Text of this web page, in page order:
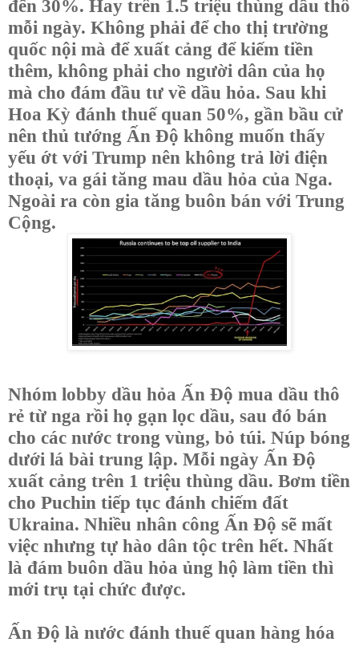
đến 30%. Hay trên 1.5 triệu thùng dầu thô
mỗi ngày. Không phải để cho thị trường
quốc nội mà để xuất cảng để kiếm tiền
thêm, không phải cho người dân của họ
mà cho đám đầu tư về dầu hỏa. Sau khi
Hoa Kỳ đánh thuế quan 50%, gần bầu cử
nên thủ tướng Ấn Độ không muốn thấy
yếu ớt với Trump nên không trả lời điện
thoại, va gái tăng mau dầu hỏa của Nga.
Ngoài ra còn gia tăng buôn bán với Trung
Cộng.
Nhóm lobby dầu hỏa Ấn Độ mua dầu thô
rẻ từ nga rồi họ gạn lọc dầu, sau đó bán
cho các nước trong vùng, bỏ túi. Núp bóng
dưới lá bài trung lập. Mỗi ngày Ấn Độ
xuất cảng trên 1 triệu thùng dầu. Bơm tiền
cho Puchin tiếp tục đánh chiếm đất
Ukraina. Nhiều nhân công Ấn Độ sẽ mất
việc nhưng tự hào dân tộc trên hết. Nhất
là đám buôn dầu hỏa ủng hộ làm tiền thì
mới trụ tại chức được.
Ấn Độ là nước đánh thuế quan hàng hóa